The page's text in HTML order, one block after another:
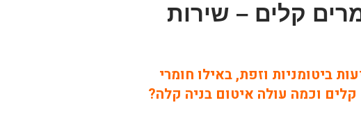
קלים – שירות
ביטומניות וזפת, באילו חומרי
וכמה עולה איטום בניה קלה?